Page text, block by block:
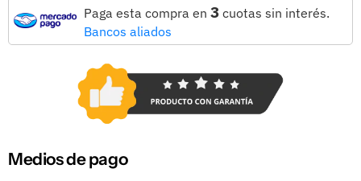
Paga esta compra en 3 cuotas sin interés.
Bancos aliados
Medios de pago